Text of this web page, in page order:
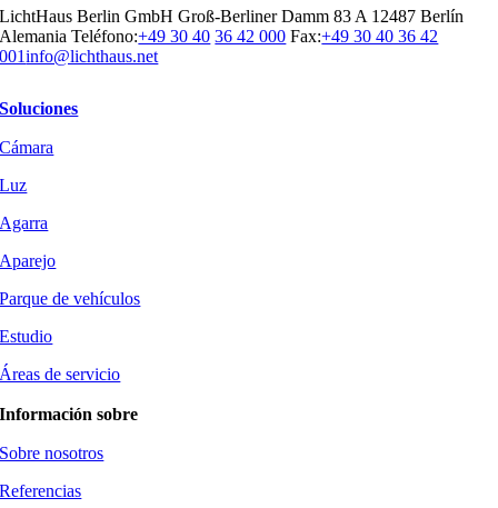
LichtHaus Berlin GmbH Groß-Berliner Damm 83 A 12487 Berlín
Alemania Teléfono:+49 30 40 36 42 000 Fax:+49 30 40 36 42
001info@lichthaus.net
Soluciones
Cámara
Luz
Agarra
Aparejo
Parque de vehículos
Estudio
Áreas de servicio
Información sobre
Sobre nosotros
Referencias